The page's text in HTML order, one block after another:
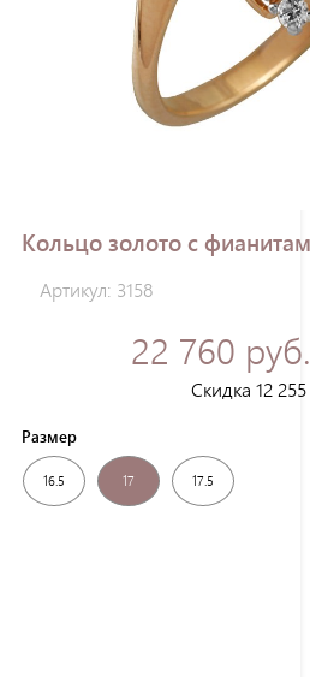
Кольцо золото с
Артикул: 3158
22 760 руб.
Скидка 12
Размер
16.5 17 17.5